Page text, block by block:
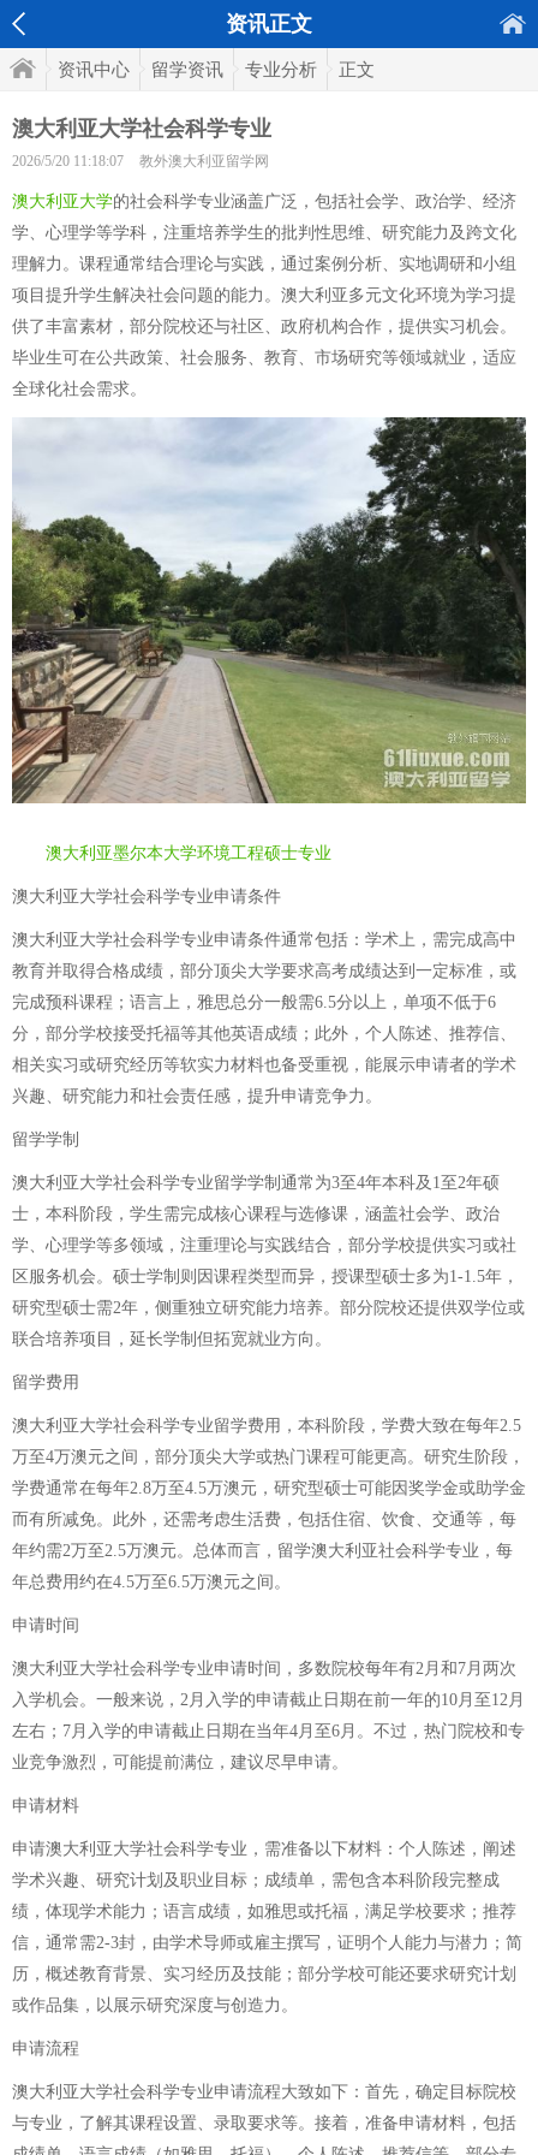
资讯正文
资讯中心 留学资讯 专业分析 正文
澳大利亚大学社会科学专业
2026/5/20 11:18:07 教外澳大利亚留学网
澳大利亚大学的社会科学专业涵盖广泛，包括社会学、政治学、经济
学、心理学等学科，注重培养学生的批判性思维、研究能力及跨文化
理解力。课程通常结合理论与实践，通过案例分析、实地调研和小组
项目提升学生解决社会问题的能力。澳大利亚多元文化环境为学习提
供了丰富素材，部分院校还与社区、政府机构合作，提供实习机会。
毕业生可在公共政策、社会服务、教育、市场研究等领域就业，适应
全球化社会需求。
澳大利亚墨尔本大学环境工程硕士专业
澳大利亚大学社会科学专业申请条件
澳大利亚大学社会科学专业申请条件通常包括：学术上，需完成高中
教育并取得合格成绩，部分顶尖大学要求高考成绩达到一定标准，或
完成预科课程；语言上，雅思总分一般需6.5分以上，单项不低于6
分，部分学校接受托福等其他英语成绩；此外，个人陈述、推荐信、
相关实习或研究经历等软实力材料也备受重视，能展示申请者的学术
兴趣、研究能力和社会责任感，提升申请竞争力。
留学学制
澳大利亚大学社会科学专业留学学制通常为3至4年本科及1至2年硕
士，本科阶段，学生需完成核心课程与选修课，涵盖社会学、政治
学、心理学等多领域，注重理论与实践结合，部分学校提供实习或社
区服务机会。硕士学制则因课程类型而异，授课型硕士多为1-1.5年，
研究型硕士需2年，侧重独立研究能力培养。部分院校还提供双学位或
联合培养项目，延长学制但拓宽就业方向。
留学费用
澳大利亚大学社会科学专业留学费用，本科阶段，学费大致在每年2.5
万至4万澳元之间，部分顶尖大学或热门课程可能更高。研究生阶段，
学费通常在每年2.8万至4.5万澳元，研究型硕士可能因奖学金或助学金
而有所减免。此外，还需考虑生活费，包括住宿、饮食、交通等，每
年约需2万至2.5万澳元。总体而言，留学澳大利亚社会科学专业，每
年总费用约在4.5万至6.5万澳元之间。
申请时间
澳大利亚大学社会科学专业申请时间，多数院校每年有2月和7月两次
入学机会。一般来说，2月入学的申请截止日期在前一年的10月至12月
左右；7月入学的申请截止日期在当年4月至6月。不过，热门院校和专
业竞争激烈，可能提前满位，建议尽早申请。
申请材料
申请澳大利亚大学社会科学专业，需准备以下材料：个人陈述，阐述
学术兴趣、研究计划及职业目标；成绩单，需包含本科阶段完整成
绩，体现学术能力；语言成绩，如雅思或托福，满足学校要求；推荐
信，通常需2-3封，由学术导师或雇主撰写，证明个人能力与潜力；简
历，概述教育背景、实习经历及技能；部分学校可能还要求研究计划
或作品集，以展示研究深度与创造力。
申请流程
澳大利亚大学社会科学专业申请流程大致如下：首先，确定目标院校
与专业，了解其课程设置、录取要求等。接着，准备申请材料，包括